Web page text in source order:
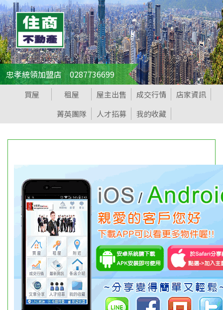
忠孝統領加盟店 0287736699
買屋 租屋 屋主出售 成交行情
店家資訊
菁英團隊
人才招募 我的收藏